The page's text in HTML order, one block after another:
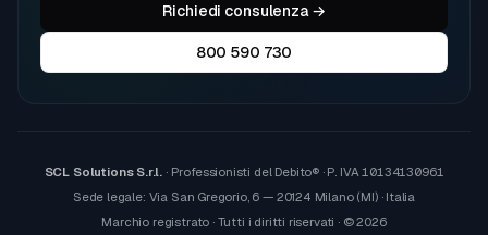
Richiedi consulenza →
800 590 730
SCL Solutions S.r.l. · Professionisti del Debito® · P. IVA10134130961
Sede legale: Via San Gregorio, 6 — 20124 Milano (MI) · Italia
Marchio registrato · Tutti i diritti riservati · © 2026